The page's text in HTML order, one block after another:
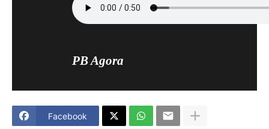
PB Agora
Facebook